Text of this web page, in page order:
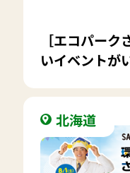
［エコパー
いイベントが
北海道